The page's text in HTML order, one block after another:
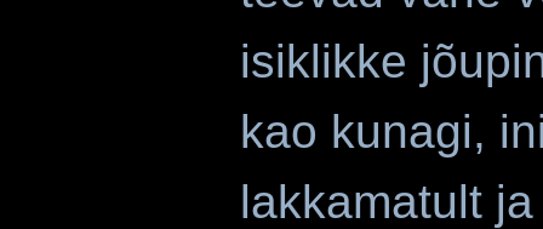
isiklikke
kao kunagi,
lakkamatult